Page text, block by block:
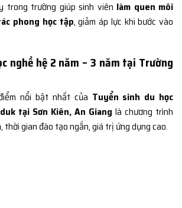
trong trường giúp sinh viên làm quen môi
phong học tập, giảm áp lực khi bước vào
nghề hệ 2 năm – 3 năm tại Trường
nổi bật nhất của Tuyển sinh du học
tại Sơn Kiên, An Giang là chương trình
, thời gian đào tạo ngắn, giá trị ứng dụng cao.